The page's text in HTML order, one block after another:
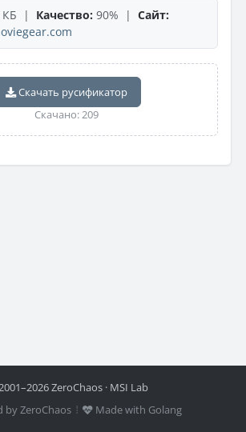
КБ | Качество: 90% | Сайт:
Скачать русификатор
Скачано: 209
ZeroChaos · MSI Lab
ZeroChaos ⦙
Made with Golang